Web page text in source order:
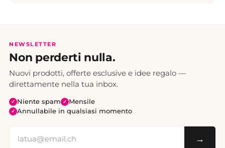
NEWSLETTER
Non perderti nulla.
Nuovi prodotti, offerte esclusive e idee regalo —
direttamente nella tua inbox.
✓ Niente spam ✓ Mensile
✓ Annullabile in qualsiasi momento
→